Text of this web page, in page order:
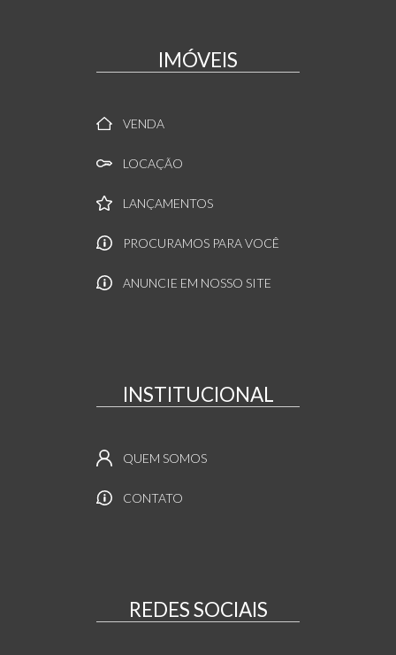
IMÓVEIS
VENDA
LOCAÇÃO
LANÇAMENTOS
PROCURAMOS PARA VOCÊ
ANUNCIE EM NOSSO SITE
INSTITUCIONAL
QUEM SOMOS
CONTATO
REDES SOCIAIS